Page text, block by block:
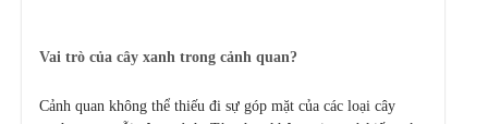
Vai trò của cây xanh trong cảnh quan?
Cảnh quan không thể thiếu đi sự góp mặt của các loại cây